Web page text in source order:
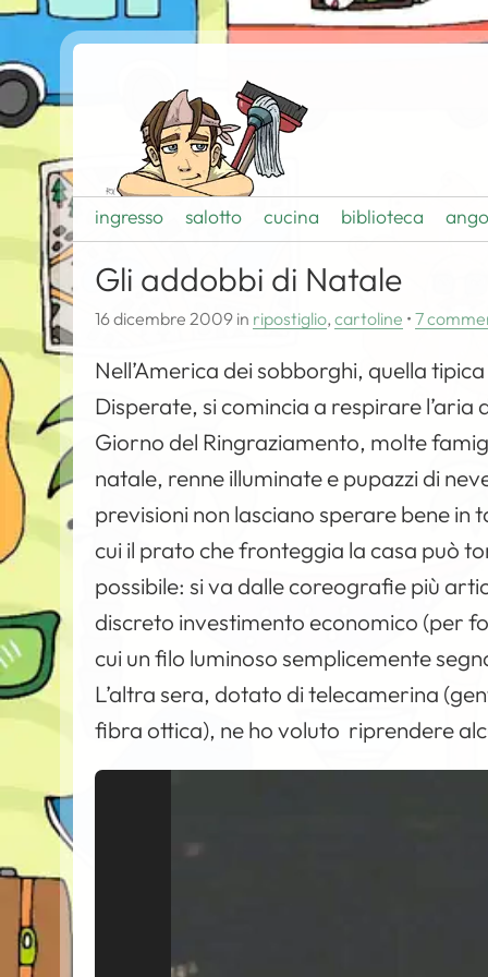
ingresso salotto cucina biblioteca
Gli addobbi di Natale
16 dicembre 2009 in ripostiglio,cartoline • 7
Nell’America dei sobborghi, quella
Disperate, si comincia a respirare
Giorno del Ringraziamento, molte
natale, renne illuminate e pupazzi di
previsioni non lasciano sperare bene in
cui il prato che fronteggia la casa può
possibile: si va dalle coreografie più
discreto investimento economico (per
cui un filo luminoso semplicemente
L’altra sera, dotato di telecamerina
fibra ottica), ne ho voluto riprendere
V